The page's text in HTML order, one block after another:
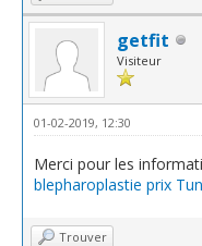
getfit
Visiteur
01-02-2019, 12:30
Merci pour les
blepharoplastie prix
Trouver